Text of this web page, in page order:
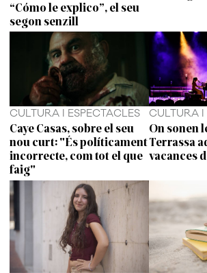
“Cómo le explico”, el seu
segon senzill
CULTURA I ESPECTACLES
Caye Casas, sobre el seu
nou curt: "És políticament
incorrecte, com tot el que
faig"
CULTURA I
On sonen
Terrassa
vacances